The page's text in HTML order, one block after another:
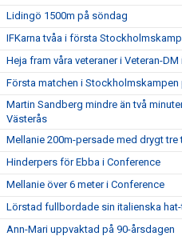
Lidingö 1500m på söndag
IFKarna tvåa i första
Heja fram våra veteraner i Veteran-DM
Första matchen i Stockholmskampen
Martin Sandberg mindre än två
Västerås
Mellanie 200m-persade med drygt tre
Hinderpers för Ebba i Conference
Mellanie över 6 meter i Conference
Lörstad fullbordade sin italienska
Ann-Mari uppvaktad på 90-årsdagen